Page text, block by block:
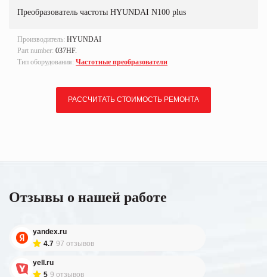
Преобразователь частоты HYUNDAI N100 plus
Производитель: HYUNDAI
Part number: 037HF.
Тип оборудования: Частотные преобразователи
РАССЧИТАТЬ СТОИМОСТЬ РЕМОНТА
Отзывы о нашей работе
yandex.ru
4.7 97 отзывов
yell.ru
5 9 отзывов